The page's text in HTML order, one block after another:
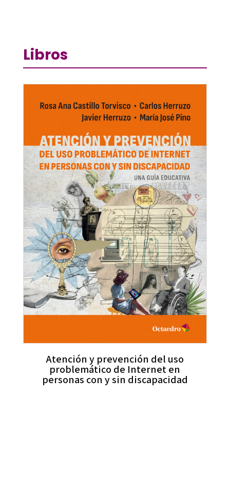
Libros
Atención y prevención del uso
problemático de Internet en
personas con y sin discapacidad